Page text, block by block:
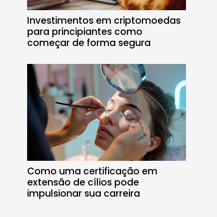
Investimentos em criptomoedas
para principiantes como
começar de forma segura
Como uma certificação em
extensão de cílios pode
impulsionar sua carreira